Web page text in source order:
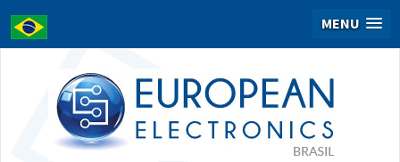
MENU